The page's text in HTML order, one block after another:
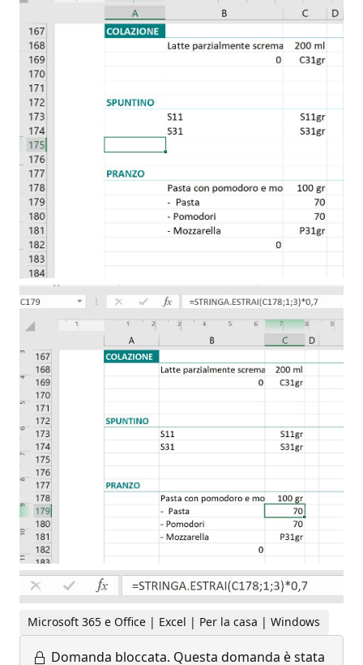
Microsoft 365 e Office | Excel | Per la casa | Windows
Domanda bloccata. Questa domanda è stata